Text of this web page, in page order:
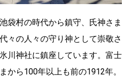
袋村の時代から鎮守、氏神さま
々の人々の守り神として崇敬さ
川神社に鎮座しています。富士
から100年以上も前の1912年。